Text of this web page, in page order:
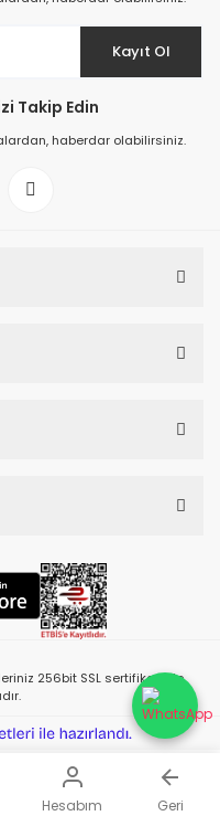
Hesabım Geri
Kayıt Ol
Takip Edin
haberdar olabilirsiniz.
256bit SSL sertifikası ile
e-
paketleri
ile
hazırlandı.